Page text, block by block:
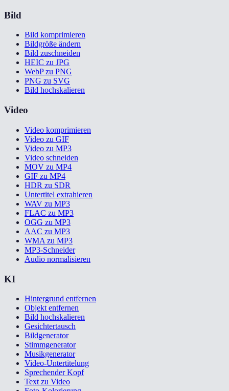
Bild
Bild komprimieren
Bildgröße ändern
Bild zuschneiden
HEIC zu JPG
WebP zu PNG
PNG zu SVG
Bild hochskalieren
Video
Video komprimieren
Video zu GIF
Video zu MP3
Video schneiden
MOV zu MP4
GIF zu MP4
HDR zu SDR
Untertitel extrahieren
WAV zu MP3
FLAC zu MP3
OGG zu MP3
AAC zu MP3
WMA zu MP3
MP3-Schneider
Audio normalisieren
KI
Hintergrund entfernen
Objekt entfernen
Bild hochskalieren
Gesichtertausch
Bildgenerator
Stimmgenerator
Musikgenerator
Video-Untertitelung
Sprechender Kopf
Text zu Video